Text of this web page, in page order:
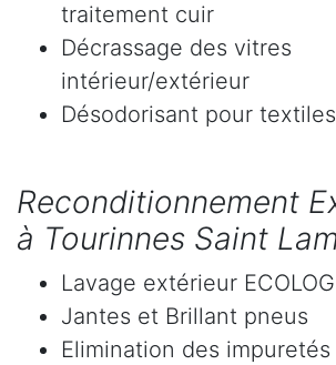
traitement cuir
Décrassage des vitres
intérieur/extérieur
Désodorisant pour textiles
Reconditionnement
à Tourinnes Saint
Lavage extérieur
Jantes et Brillant pneus
Elimination des